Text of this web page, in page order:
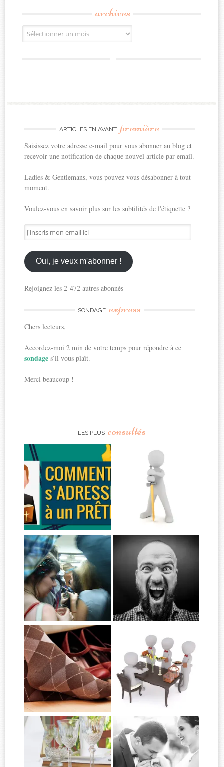
archives
Archives
ARTICLES EN AVANT première
Saisissez votre adresse e-mail pour vous abonner au blog et
recevoir une notification de chaque nouvel article par email.
Ladies & Gentlemans, vous pouvez vous désabonner à tout
moment.
Voulez-vous en savoir plus sur les subtilités de l'étiquette ?
J'inscris
mon
email
ici
Oui, je veux m'abonner !
Rejoignez les 2 472 autres abonnés
SONDAGE express
Chers lecteurs,
Accordez-moi 2 min de votre temps pour répondre à ce
sondages’il vous plaît.
Merci beaucoup !
LES PLUS consultés